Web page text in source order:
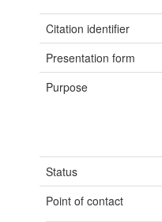
Citation identifier
Presentation form
Purpose
Status
Point of contact